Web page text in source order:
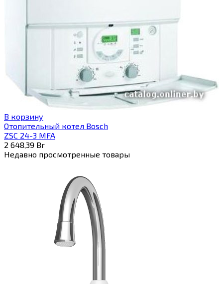
В корзину
Отопительный котел Bosch
ZSC 24-3 MFA
2 648,39 Br
Недавно просмотренные товары